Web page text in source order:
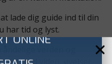
lade dig guide ind til din
har tid og lyst.
med viden, øvelser